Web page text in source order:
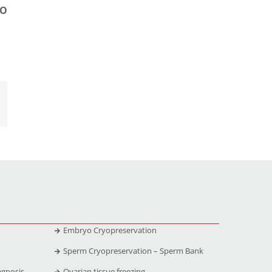
Embryo Cryopreservation
Sperm Cryopreservation – Sperm Bank